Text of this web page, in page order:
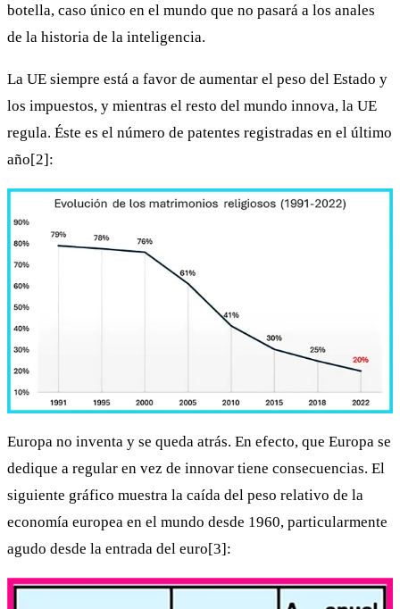
botella, caso único en el mundo que no pasará a los anales
de la historia de la inteligencia.
La UE siempre está a favor de aumentar el peso del Estado y
los impuestos, y mientras el resto del mundo innova, la UE
regula. Éste es el número de patentes registradas en el último
año[2]:
Europa no inventa y se queda atrás. En efecto, que Europa se
dedique a regular en vez de innovar tiene consecuencias. El
siguiente gráfico muestra la caída del peso relativo de la
economía europea en el mundo desde 1960, particularmente
agudo desde la entrada del euro[3]: